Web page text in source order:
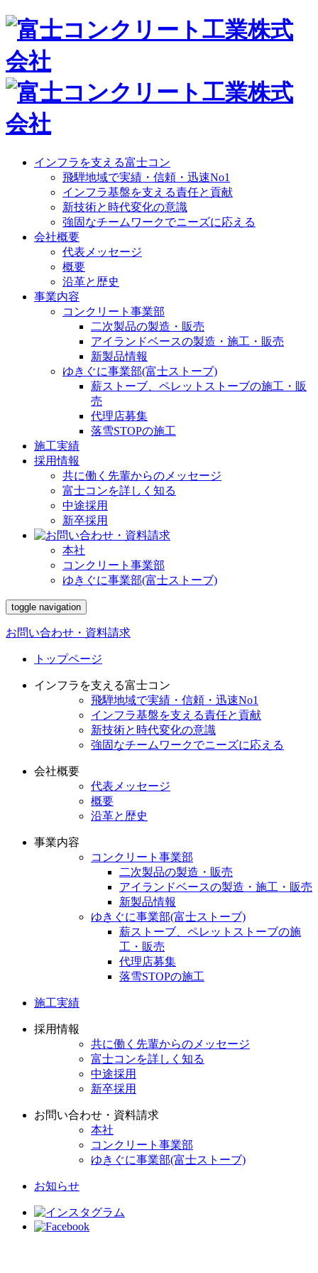
インフラを支える富士コン
飛騨地域で実績・信頼・迅速No1
インフラ基盤を支える責任と貢献
新技術と時代変化の意識
強固なチームワークでニーズに応える
会社概要
代表メッセージ
概要
沿革と歴史
事業内容
コンクリート事業部
二次製品の製造・販売
アイランドベースの製造・施工・販売
新製品情報
ゆきぐに事業部(富士ストーブ)
薪ストーブ、ペレットストーブの施工・販
売
代理店募集
落雪STOPの施工
施工実績
採用情報
共に働く先輩からのメッセージ
富士コンを詳しく知る
中途採用
新卒採用
本社
コンクリート事業部
ゆきぐに事業部(富士ストーブ)
toggle navigation
お問い合わせ・資料請求
トップページ
インフラを支える富士コン
飛騨地域で実績・信頼・迅速No1
インフラ基盤を支える責任と貢献
新技術と時代変化の意識
強固なチームワークでニーズに応える
会社概要
代表メッセージ
概要
沿革と歴史
事業内容
コンクリート事業部
二次製品の製造・販売
アイランドベースの製造・施工・販売
新製品情報
ゆきぐに事業部(富士ストーブ)
薪ストーブ、ペレットストーブの施
工・販売
代理店募集
落雪STOPの施工
施工実績
採用情報
共に働く先輩からのメッセージ
富士コンを詳しく知る
中途採用
新卒採用
お問い合わせ・資料請求
本社
コンクリート事業部
ゆきぐに事業部(富士ストーブ)
お知らせ